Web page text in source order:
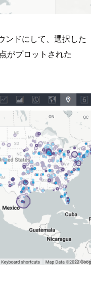
ンドにして、選択した
がプロットされた